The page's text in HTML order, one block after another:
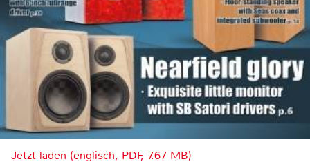
Jetzt laden (englisch, PDF, 7.67 MB)